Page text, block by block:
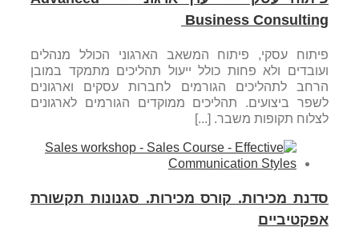
Business Consulting
פיתוח עסקי, פיתוח המשאב הארגוני הכולל מנהלים
ועובדים ולא פחות כולל ייעול תהליכים מתמקד במובן
הרחב לתהליכים הגורמים לחברות עסקים וארגונים
לשפר ביצועים. תהליכים ממוקדים הגורמים לארגונים
לצלוח תקופות משבר. [...]
סדנת מכירות. קורס מכירות. סגנונות תקשורת
אפקטיביים